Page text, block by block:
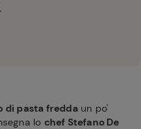
di pasta freddaun po'
lo chef Stefano De